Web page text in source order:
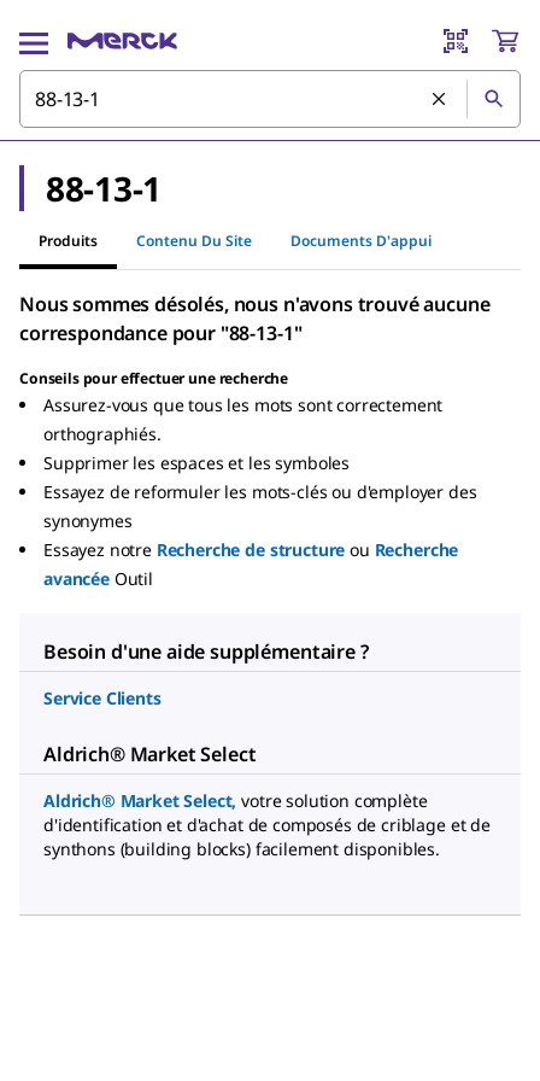
88-13-1
Produits Contenu Du Site Documents D'appui
Nous sommes désolés, nous n'avons trouvé aucune
correspondance pour "88-13-1"
Conseils pour effectuer une recherche
Assurez-vous que tous les mots sont correctement
orthographiés.
Supprimer les espaces et les symboles
Essayez de reformuler les mots-clés ou d'employer des
synonymes
Essayez notre Recherche de structure ou Recherche
avancée Outil
Besoin d'une aide supplémentaire ?
Service Clients
Aldrich® Market Select
Aldrich® Market Select, votre solution complète
d'identification et d'achat de composés de criblage et de
synthons (building blocks) facilement disponibles.